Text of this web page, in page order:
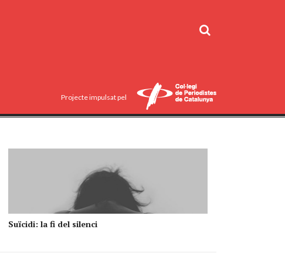
Projecte impulsat pel
Suïcidi: la fi del silenci